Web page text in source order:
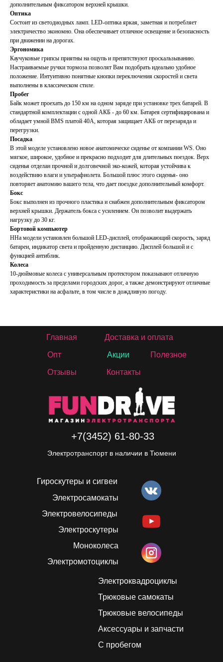
дополнительным фиксатором верхней крышки.
Оптика
Состоит из светодиодных ламп. LED-оптика яркая, заметная и потребляет
электричество экономно. Она обеспечивает отличное освещение и безопасность
при движении на дорогах.
Эргономика
Каучуковые грипсы приятны на ощупь и препятствуют проскальзыванию.
Настраиваемые ручки тормоза позволят Вам подобрать идеально удобное
положение. Интуитивно понятные кнопки переключения скоростей и света
выполнены в классическом стиле.
Пробег
Байк может проехать до 150 км на одном заряде при установке трех батарей. В
стандартной комплектации с одной АКБ - до 60 км. Батарея сертифицирована и
обладает умной BMS платой 40A, которая защищает АКБ от перезаряда и
перегрузки.
Посадка
В этой моделе установлено новое анатомическе сиденье от компании WS. Оно
мягкое, широкое, удобное и прекрасно подходит для длительных поездок. Верх
сиденья отделан прочной и долговечной эко-кожей, которая устойчива к
воздействию влаги и ультрафиолета. Большой плюс этого сиденья- оно
повторяет анатомию вашего тела, что дает поездке дополнительный комфорт.
Бокс
Бокс выполнен из прочного пластика и снабжен дополнительным фиксатором
верхней крышки. Держатель бокса с усилением. Он позволит выдержать
нагрузку до 30 кг.
Бортовой компьютер
ННа модели установлен большой LED-дисплей, отображающий скорость, заряд
батареи, индикатор света и пройденную дистанцию. Дисплей большой и с
функцией антиблик.
Колеса
10-дюймовые колеса с универсальным протектором показывают отличную
проходимость за пределами городских дорог, а также демонстрируют отличные
характеристики на асфальте, в том числе в дождливую погоду.
Гироскутеры и сигвеи
Электросамокаты
Электровелосипеды
Электроскутеры
Моноколеса
Электромотоциклы
Электроквадроциклы
Трюковые самокаты
Трюковые велосипеды
Аксессуары и запчасти
С пробегом
Главная Доставка и оплата
Опт
Отзывы
Акции
Контакты
+7(3452) 61-80-33
Электротранспорт в наличии в Тюмени
Полезное